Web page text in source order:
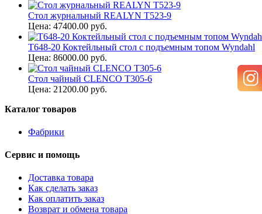
Стол журнальный REALYN T523-9
Цена: 47400.00 руб.
T648-20 Коктейльный стол с подъемным топом Wyndahl
Цена: 86000.00 руб.
Стол чайный CLENCO T305-6
Цена: 21200.00 руб.
Каталог товаров
Фабрики
Сервис и помощь
Доставка товара
Как сделать заказ
Как оплатить заказ
Возврат и обмена товара